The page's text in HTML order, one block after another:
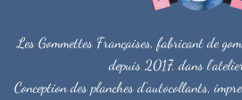
Les Gommettes Françaises, fabricant de
depuis 2017, dans
Conception des planches d'autocollants,